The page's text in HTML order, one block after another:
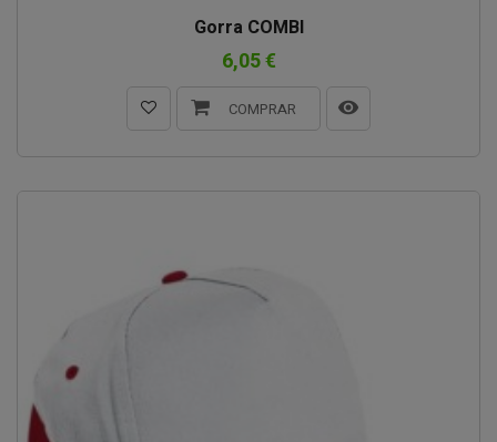
Gorra COMBI
6,05 €
COMPRAR